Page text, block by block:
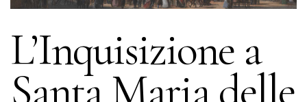
L’Inquisizione a
Santa Maria delle